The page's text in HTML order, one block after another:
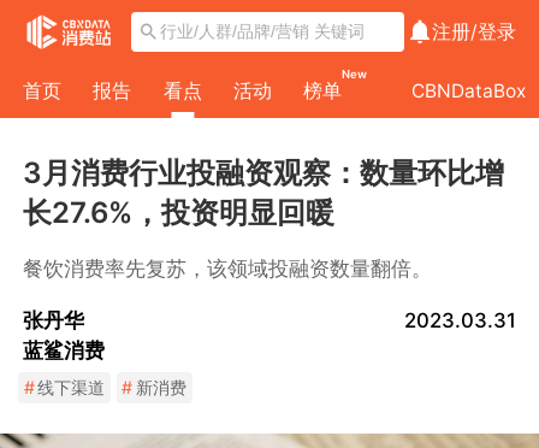
注册/登录
首页 报告 看点 活动 榜单
New
CBNDataBox
3月消费行业投融资观察：数量环比增
长27.6%，投资明显回暖
餐饮消费率先复苏，该领域投融资数量翻倍。
张丹华
蓝鲨消费
2023.03.31
#线下渠道 # 新消费